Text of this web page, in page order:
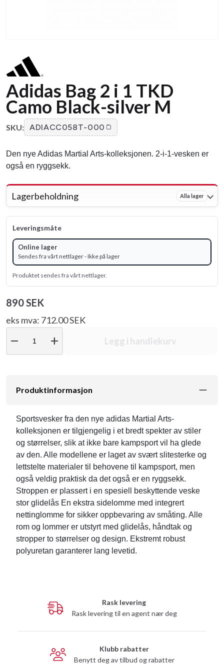
Adidas Bag 2 i 1 TKD
Camo Black-silver M
SKU: ADIACC058T-000
Den nye Adidas Martial Arts-kolleksjonen. 2-i-1-vesken er
også en ryggsekk.
Lagerbeholdning Alla lager
Leveringsmåte
Online lager
Sendes fra vårt nettlager - Ikke på lager
Produktet sendes fra vårt nettlager.
890 SEK
eks mva: 712.00 SEK
remove add Legg i handlekurv
Produktinformasjon
Sportsvesker fra den nye adidas Martial Arts-
kolleksjonen er tilgjengelig i et bredt spekter av stiler
og størrelser, slik at ikke bare kampsport vil ha glede
av den. Alle modellene er laget av svært slitesterke og
lettstelte materialer til behovene til kampsport, men
også veldig praktisk da det også er en ryggsekk.
Stroppen er plassert i en spesiell beskyttende veske
stor glidelås En ekstra sidelomme med integrert
nettinglomme for sikker oppbevaring av småting. Alle
rom og lommer er utstyrt med glidelås, håndtak og
stropper to størrelser og design. Ekstremt robust
polyuretan garanterer lang levetid.
Rask levering
Rask levering til en agent nær deg
Klubb rabatter
Benytt deg av tilbud og rabatter